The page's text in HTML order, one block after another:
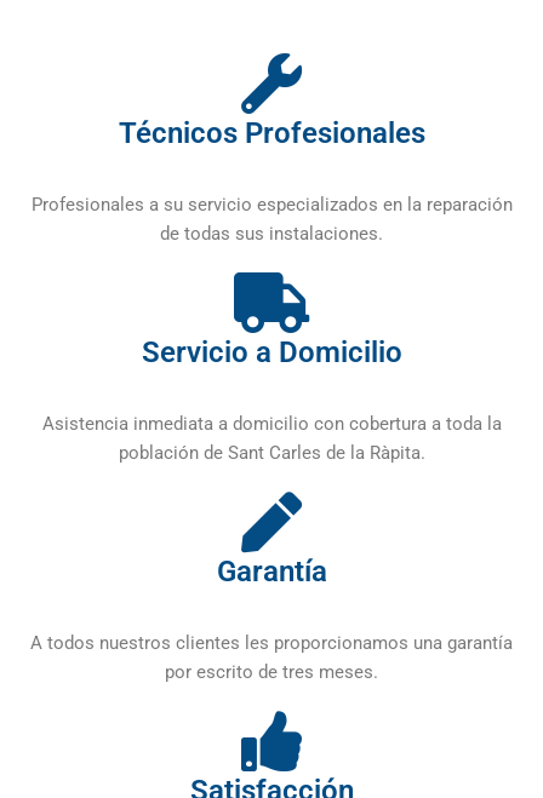
Técnicos Profesionales
Profesionales a su servicio especializados en la reparación
de todas sus instalaciones.
Servicio a Domicilio
Asistencia inmediata a domicilio con cobertura a toda la
población de Sant Carles de la Ràpita.
Garantía
A todos nuestros clientes les proporcionamos una garantía
por escrito de tres meses.
Satisfacción